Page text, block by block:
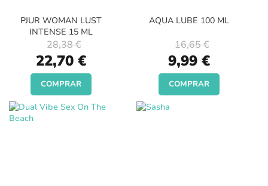
PJUR WOMAN LUST
INTENSE 15 ML
Special
Price
22,70 €
28,38 €
COMPRAR
AQUA LUBE 100 ML
Special
Price
9,99 €
16,65 €
COMPRAR